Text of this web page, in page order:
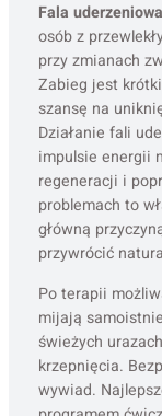
Fala
osób z
przy zmianach
Zabieg jest
szansę na
Działanie fali
impulsie energii
regeneracji i
problemach to
główną
przywrócić
Po terapii
mijają
świeżych
krzepnięcia.
wywiad.